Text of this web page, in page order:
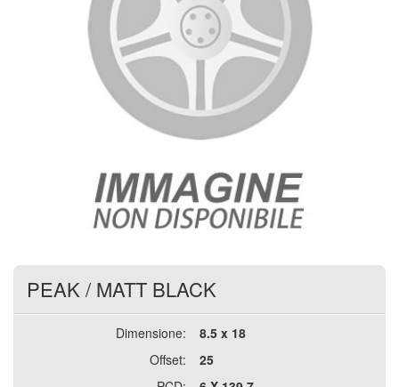
PEAK / MATT BLACK
Dimensione:
8.5 x 18
Offset:
25